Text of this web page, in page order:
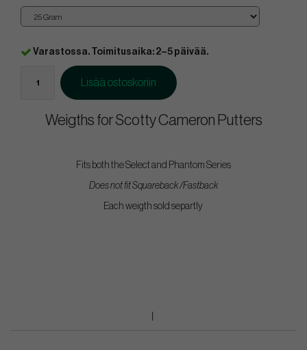
Varastossa. Toimitusaika: 2–5 päivää.
Lisää ostoskoriin
Weigths for Scotty Cameron Putters
Fits both the Select and Phantom Series
Does not fit Squareback /Fastback
Each weigth sold separtly